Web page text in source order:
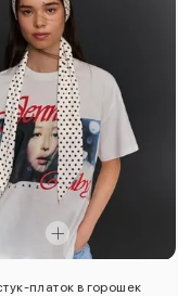
платок в горошек